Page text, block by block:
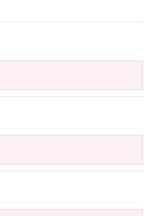
得た場合または法令に定め
者に提供することはいたし
て＞
成に必要な範囲において、
は個人情報保護契約等の措
行います。